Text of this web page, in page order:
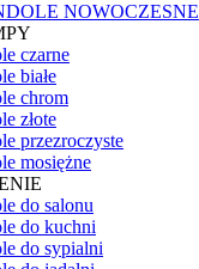
NOWOCZESNE
czarne
białe
chrom
złote
przezroczyste
mosiężne
do salonu
do kuchni
do sypialni